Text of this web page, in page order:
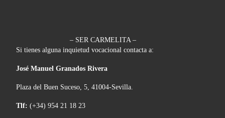
– SER CARMELITA –
Si tienes alguna inquietud vocacional contacta a:
José Manuel Granados Rivera
Plaza del Buen Suceso, 5, 41004-Sevilla.
Tlf: (+34) 954 21 18 23